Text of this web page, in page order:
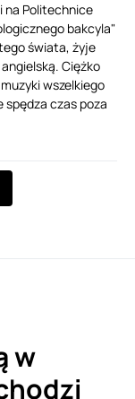
na Politechnice
bakcyla"
świata, żyje
Ciężko
wszelkiego
spędza czas poza
w